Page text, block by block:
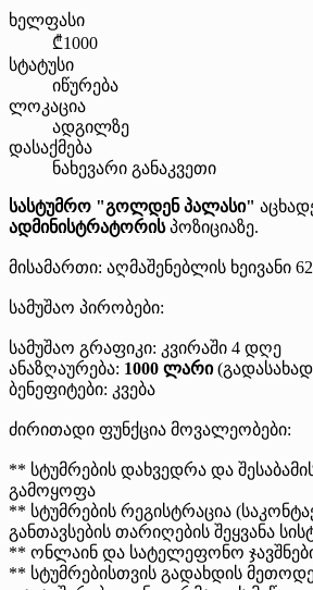
ხელფასი
₾1000
სტატუსი
იწურება
ლოკაცია
ადგილზე
დასაქმება
ნახევარი განაკვეთი
სასტუმრო "გოლდენ პალასი"
ადმინისტრატორისპოზიციაზე.
მისამართი: აღმაშენებლის ხეივანი 62
სამუშაო პირობები:
სამუშაო გრაფიკი: კვირაში 4 დღე
ანაზღაურება: 1000 ლარი
ბენეფიტები: კვება
ძირითადი ფუნქცია მოვალეობები:
** სტუმრების დახვედრა და
გამოყოფა
** სტუმრების რეგისტრაცია
განთავსების თარიღების შეყვანა
** ონლაინ და სატელეფონო
** სტუმრებისთვის გადახდის